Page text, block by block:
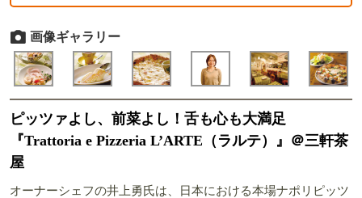
画像ギャラリー
ピッツァよし、前菜よし！舌も心も大満足
『Trattoria e Pizzeria L’ARTE（ラルテ）』＠三軒茶
屋
オーナーシェフの井上勇氏は、日本における本場ナポリピッツ